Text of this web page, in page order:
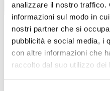
analizzare il nostro traffico.
informazioni sul modo in
nostri partner che si
pubblicità e social media, i
con altre informazioni che
raccolto dal suo utilizzo dei
13 Luglio 2026
Sei
Diventa
Una